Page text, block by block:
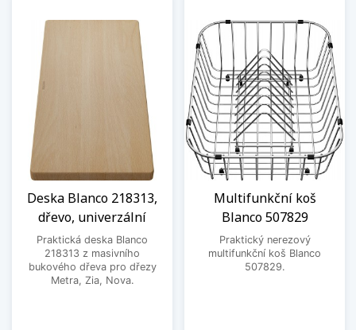
Deska Blanco 218313,
dřevo, univerzální
Praktická deska Blanco
218313 z masivního
bukového dřeva pro dřezy
Metra, Zia, Nova.
Multifunkční koš
Blanco 507829
Praktický nerezový
multifunkční koš Blanco
507829.